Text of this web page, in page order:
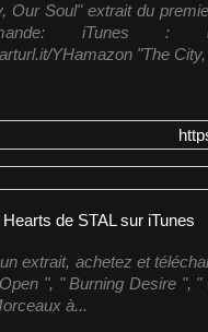
Our Soul" extrait du
iTunes :
YHamazon "The
extrait, achetez et
", " Burning Desire ",
à...